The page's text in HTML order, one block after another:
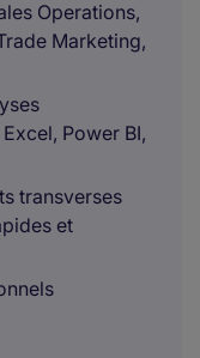
Operations,
Marketing,
Power BI,
transverses
et